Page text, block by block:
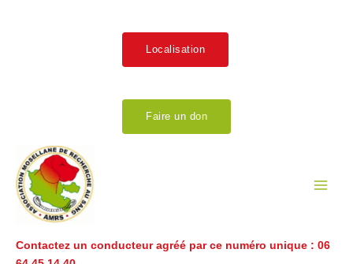
Localisation
Faire un don
Contactez un conducteur agréé par ce numéro unique : 06